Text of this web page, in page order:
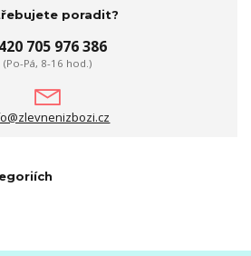
poradit?
705 976 386
(Po-Pá, 8-16 hod.)